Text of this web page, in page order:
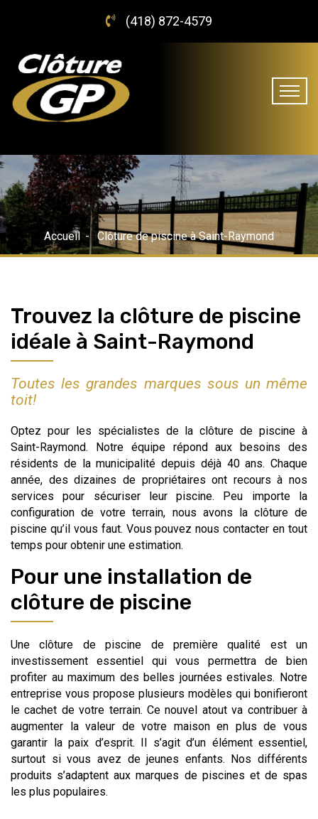
(418) 872-4579
Accueil Clôture de piscine à Saint-Raymond
Trouvez la clôture de piscine
idéale à Saint-Raymond
Toutes les grandes marques sous un même
toit!
Optez pour les spécialistes de la clôture de piscine à
Saint-Raymond. Notre équipe répond aux besoins des
résidents de la municipalité depuis déjà 40 ans. Chaque
année, des dizaines de propriétaires ont recours à nos
services pour sécuriser leur piscine. Peu importe la
configuration de votre terrain, nous avons la clôture de
piscine qu’il vous faut. Vous pouvez nous contacter en tout
temps pour obtenir une estimation.
Pour une installation de
clôture de piscine
Une clôture de piscine de première qualité est un
investissement essentiel qui vous permettra de bien
profiter au maximum des belles journées estivales. Notre
entreprise vous propose plusieurs modèles qui bonifieront
le cachet de votre terrain. Ce nouvel atout va contribuer à
augmenter la valeur de votre maison en plus de vous
garantir la paix d’esprit. Il s’agit d’un élément essentiel,
surtout si vous avez de jeunes enfants. Nos différents
produits s’adaptent aux marques de piscines et de spas
les plus populaires.